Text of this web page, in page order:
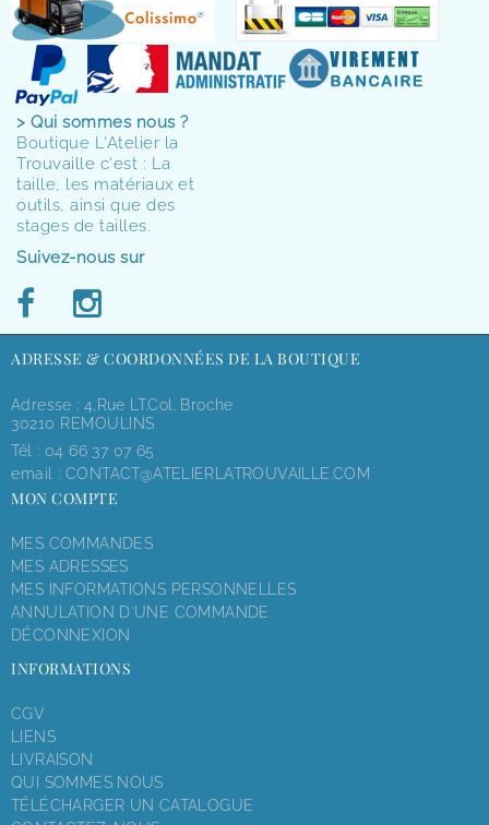
> Qui sommes nous ?
Boutique L'Atelier la
Trouvaille c'est : La
taille, les matériaux et
outils, ainsi que des
stages de tailles.
Suivez-nous sur
ADRESSE & COORDONNÉES DE LA BOUTIQUE
Adresse : 4,rue LT.Col. Broche
30210 REMOULINS
Tél : 04 66 37 07 65
email : CONTACT@ATELIERLATROUVAILLE.COM
MON COMPTE
MES COMMANDES
MES ADRESSES
MES INFORMATIONS PERSONNELLES
ANNULATION D'UNE COMMANDE
DÉCONNEXION
INFORMATIONS
CGV
LIENS
LIVRAISON
QUI SOMMES NOUS
TÉLÉCHARGER UN CATALOGUE